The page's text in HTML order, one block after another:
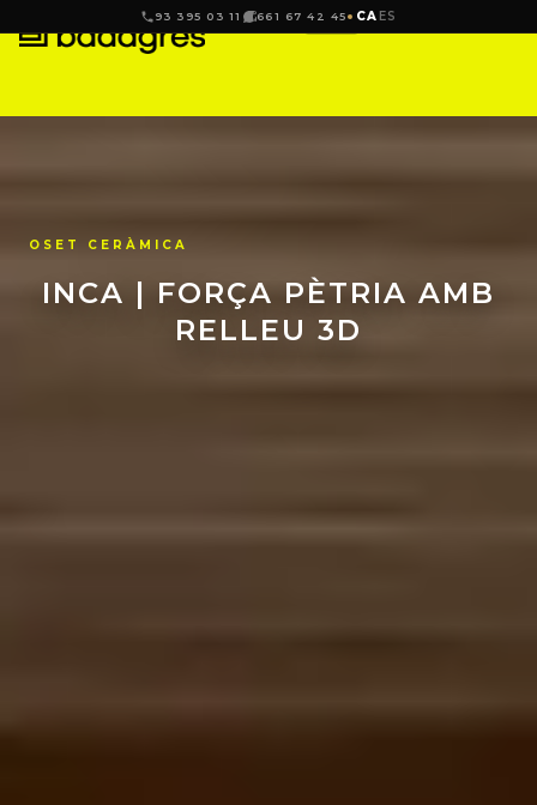
93 395 03 11 661 67 42 45 CA ES
INCA | FORÇA PÈTRIA AMB
RELLEU 3D
OSET CERÀMICA